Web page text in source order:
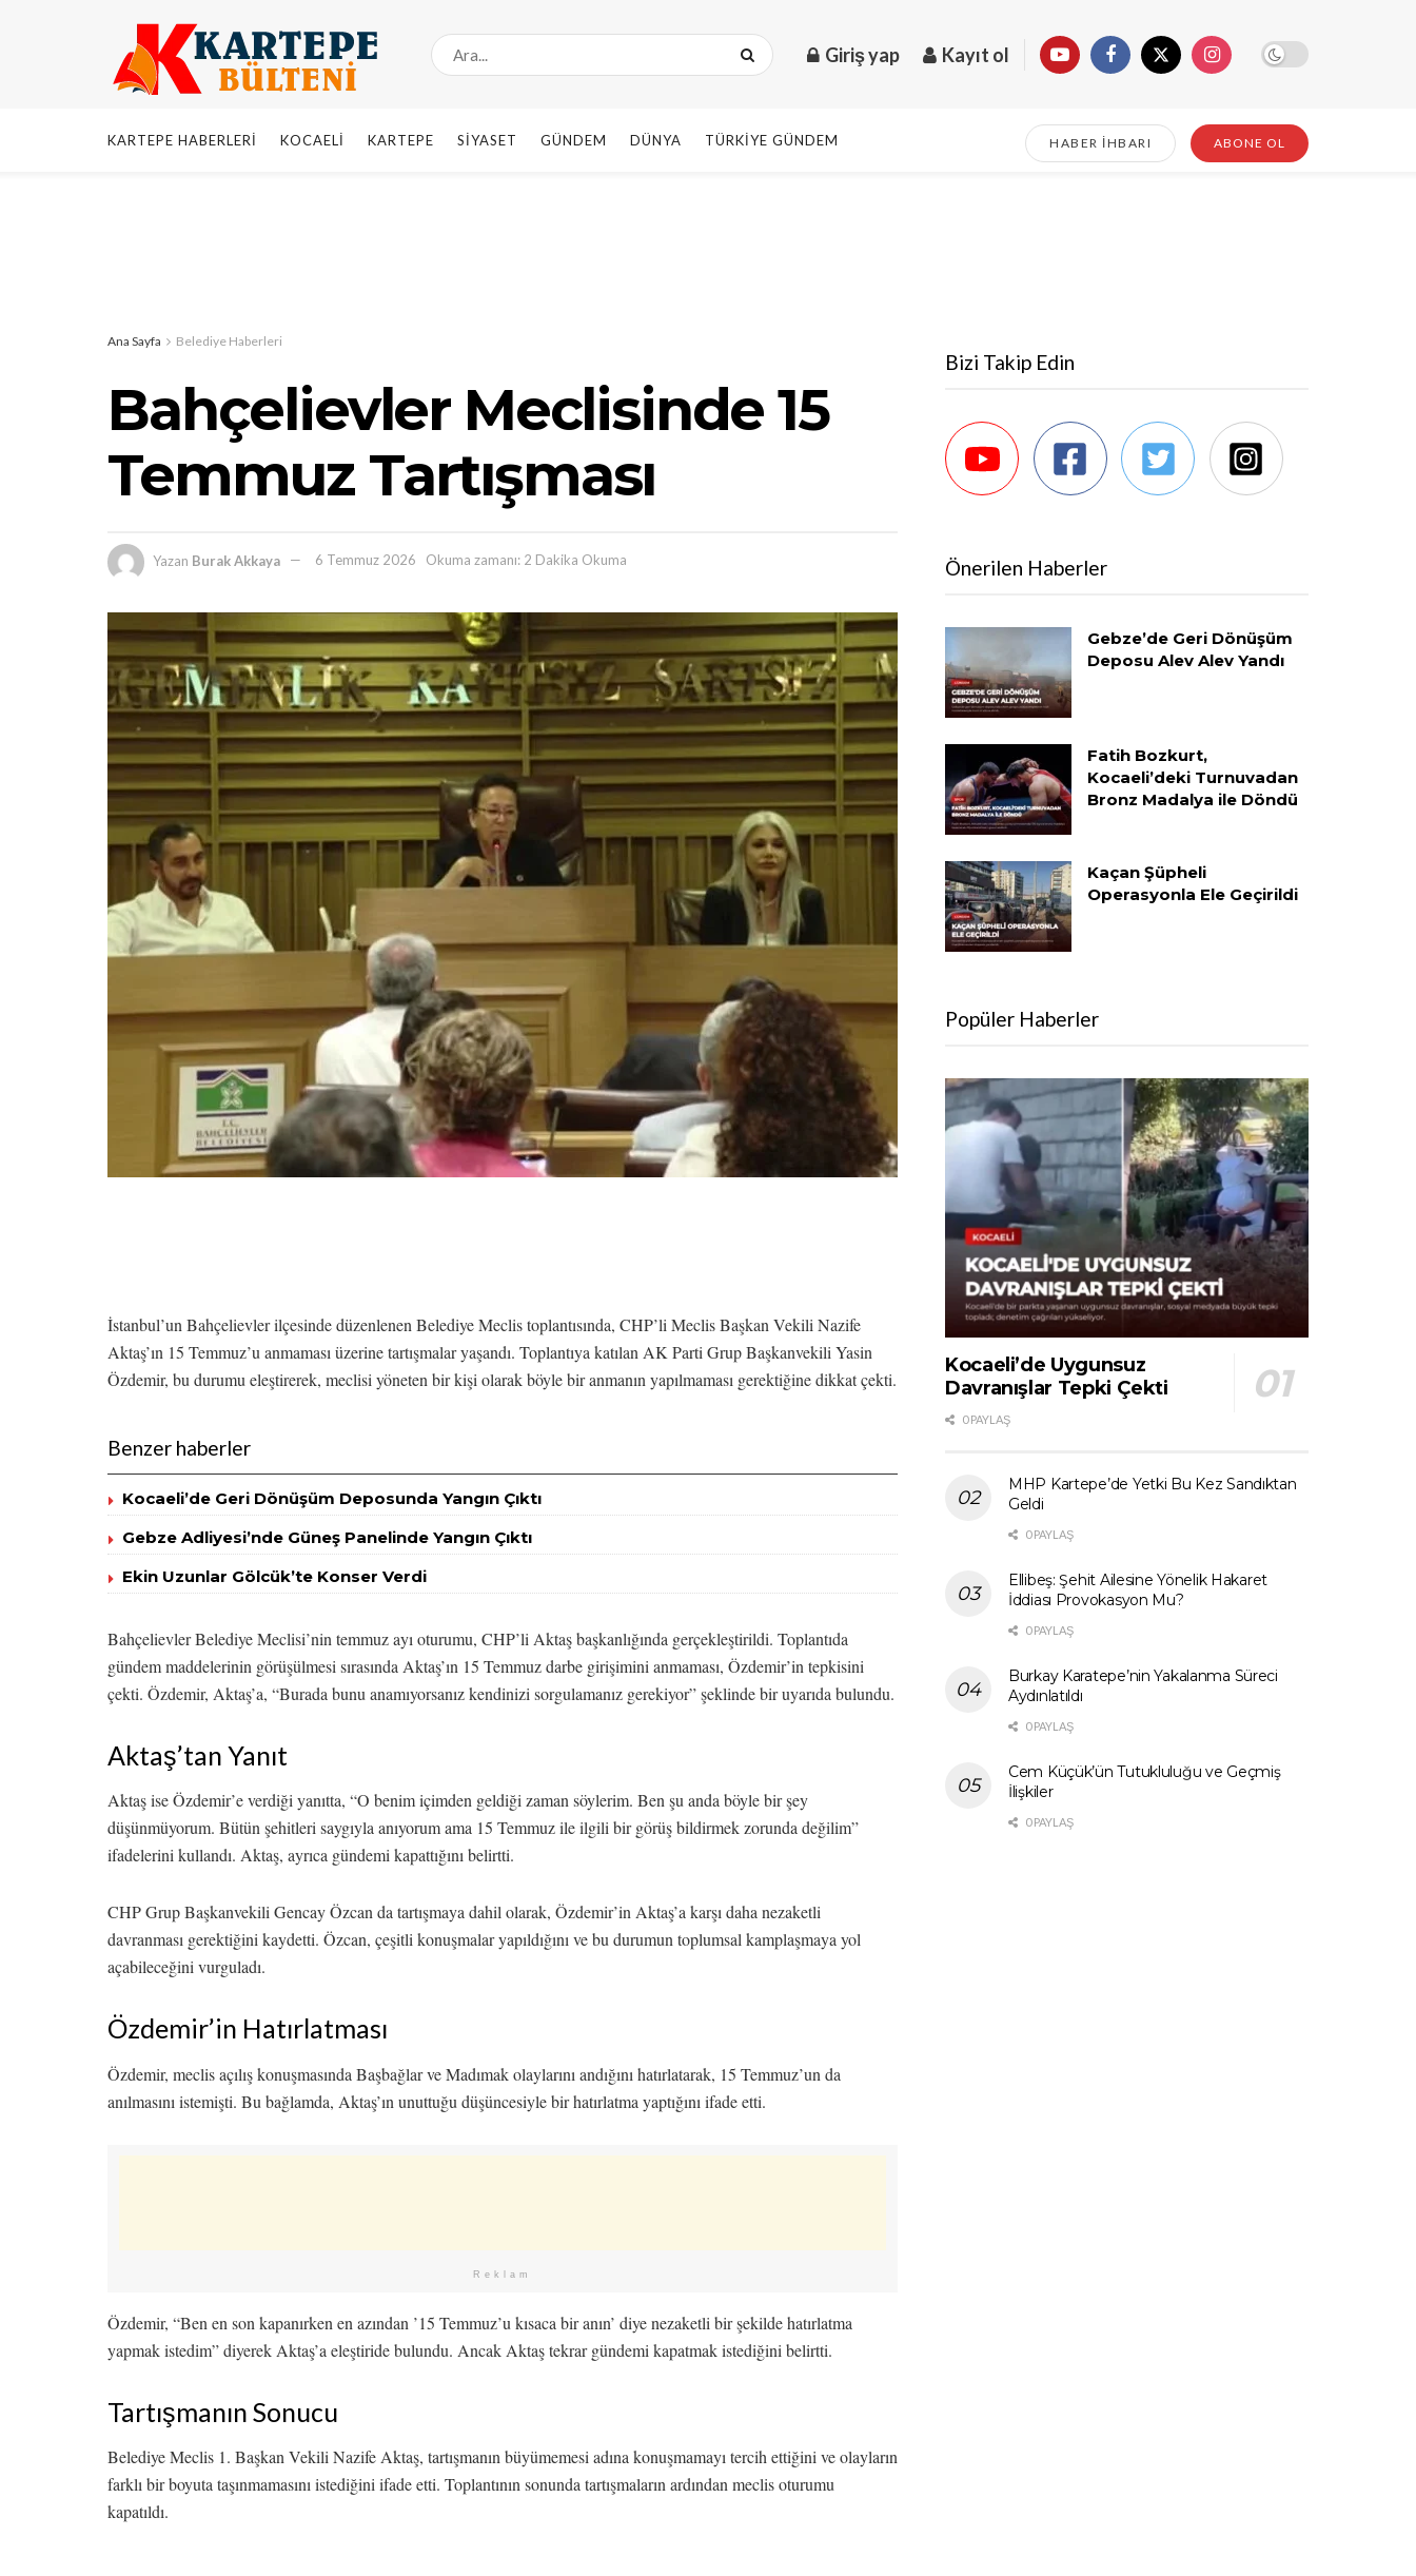
Giriş yap Kayıt ol
KARTEPE HABERLERI KOCAELI KARTEPE SIYASET GÜNDEM DÜNYA TÜRKIYE GÜNDEM HABER İHBARI ABONE OL
Ana Sayfa Belediye Haberleri
Bahçelievler Meclisinde 15
Temmuz Tartışması
Yazan Burak Akkaya 6 Temmuz 2026 Okuma zamanı: 2 Dakika Okuma
İstanbul’un Bahçelievler ilçesinde düzenlenen Belediye Meclis toplantısında, CHP’li Meclis Başkan Vekili Nazife
Aktaş’ın 15 Temmuz’u anmaması üzerine tartışmalar yaşandı. Toplantıya katılan AK Parti Grup Başkanvekili Yasin
Özdemir, bu durumu eleştirerek, meclisi yöneten bir kişi olarak böyle bir anmanın yapılmaması gerektiğine dikkat çekti.
Benzer haberler
Kocaeli’de Geri Dönüşüm Deposunda Yangın Çıktı
Gebze Adliyesi’nde Güneş Panelinde Yangın Çıktı
Ekin Uzunlar Gölcük’te Konser Verdi
Bahçelievler Belediye Meclisi’nin temmuz ayı oturumu, CHP’li Aktaş başkanlığında gerçekleştirildi. Toplantıda
gündem maddelerinin görüşülmesi sırasında Aktaş’ın 15 Temmuz darbe girişimini anmaması, Özdemir’in tepkisini
çekti. Özdemir, Aktaş’a, “Burada bunu anamıyorsanız kendinizi sorgulamanız gerekiyor” şeklinde bir uyarıda bulundu.
Aktaş’tan Yanıt
Aktaş ise Özdemir’e verdiği yanıtta, “O benim içimden geldiği zaman söylerim. Ben şu anda böyle bir şey
düşünmüyorum. Bütün şehitleri saygıyla anıyorum ama 15 Temmuz ile ilgili bir görüş bildirmek zorunda değilim”
ifadelerini kullandı. Aktaş, ayrıca gündemi kapattığını belirtti.
CHP Grup Başkanvekili Gencay Özcan da tartışmaya dahil olarak, Özdemir’in Aktaş’a karşı daha nezaketli
davranması gerektiğini kaydetti. Özcan, çeşitli konuşmalar yapıldığını ve bu durumun toplumsal kamplaşmaya yol
açabileceğini vurguladı.
Özdemir’in Hatırlatması
Özdemir, meclis açılış konuşmasında Başbağlar ve Madımak olaylarını andığını hatırlatarak, 15 Temmuz’un da
anılmasını istemişti. Bu bağlamda, Aktaş’ın unuttuğu düşüncesiyle bir hatırlatma yaptığını ifade etti.
Reklam
Özdemir, “Ben en son kapanırken en azından ’15 Temmuz’u kısaca bir anın’ diye nezaketli bir şekilde hatırlatma
yapmak istedim” diyerek Aktaş’a eleştiride bulundu. Ancak Aktaş tekrar gündemi kapatmak istediğini belirtti.
Tartışmanın Sonucu
Belediye Meclis 1. Başkan Vekili Nazife Aktaş, tartışmanın büyümemesi adına konuşmamayı tercih ettiğini ve olayların
farklı bir boyuta taşınmamasını istediğini ifade etti. Toplantının sonunda tartışmaların ardından meclis oturumu
kapatıldı.
Bizi Takip Edin
Önerilen Haberler
Gebze’de Geri Dönüşüm
Deposu Alev Alev Yandı
Fatih Bozkurt,
Kocaeli’deki Turnuvadan
Bronz Madalya ile Döndü
Kaçan Şüpheli
Operasyonla Ele Geçirildi
Popüler Haberler
Kocaeli’de Uygunsuz
Davranışlar Tepki Çekti
0 PAYLAŞ
MHP Kartepe’de Yetki Bu Kez Sandıktan
Geldi
0 PAYLAŞ
Ellibeş: Şehit Ailesine Yönelik Hakaret
İddiası Provokasyon Mu?
0 PAYLAŞ
Burkay Karatepe’nin Yakalanma Süreci
Aydınlatıldı
0 PAYLAŞ
Cem Küçük’ün Tutukluluğu ve Geçmiş
İlişkiler
0 PAYLAŞ